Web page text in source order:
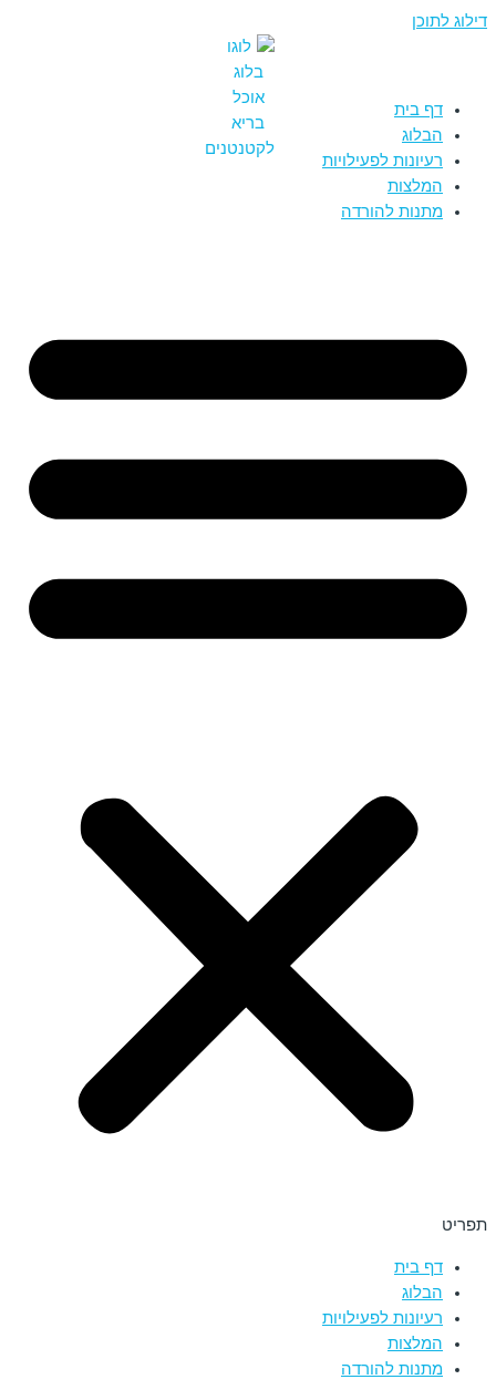
דילוג לתוכן
דף בית
הבלוג
רעיונות לפעילויות
המלצות
מתנות להורדה
תפריט
דף בית
הבלוג
רעיונות לפעילויות
המלצות
מתנות להורדה